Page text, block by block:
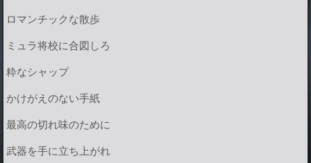
ロマンチックな散歩
ミュラ将校に合図しろ
粋なシャップ
かけがえのない手紙
最高の切れ味のために
武器を手に立ち上がれ